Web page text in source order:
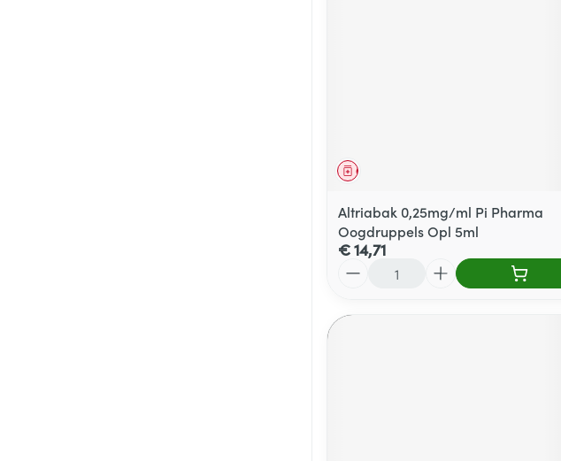
Geneesmiddel
Altriabak 0,25mg/ml Pi Pharma
Oogdruppels Opl 5ml
€ 14,71